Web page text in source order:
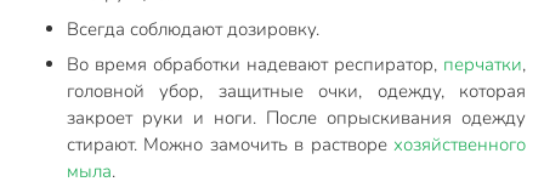
Всегда соблюдают дозировку.
Во время обработки надевают респиратор, перчатки,
головной убор, защитные очки, одежду, которая
закроет руки и ноги. После опрыскивания одежду
стирают. Можно замочить в растворе хозяйственного
мыла.